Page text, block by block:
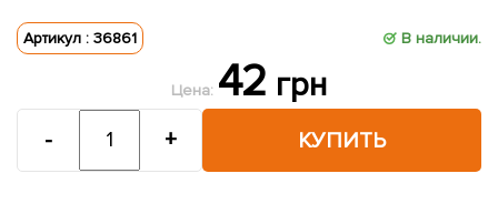
Артикул : 36861 В наличии.
Цена: 42 грн
КУПИТЬ
- +